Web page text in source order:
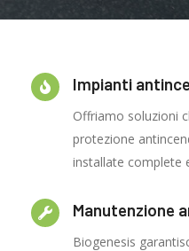
Impianti
Offriamo soluzioni
protezione
installate complete
Manutenzione
Biogenesis